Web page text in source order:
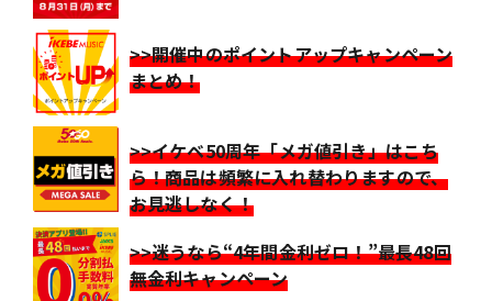
>>開催中のポイントアップキャンペーン
まとめ！
>>イケベ50周年「メガ値引き」はこち
ら！商品は頻繁に入れ替わりますので、
お見逃しなく！
>>迷うなら“4年間金利ゼロ！”最長48回
無金利キャンペーン